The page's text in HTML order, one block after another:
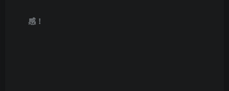
感！